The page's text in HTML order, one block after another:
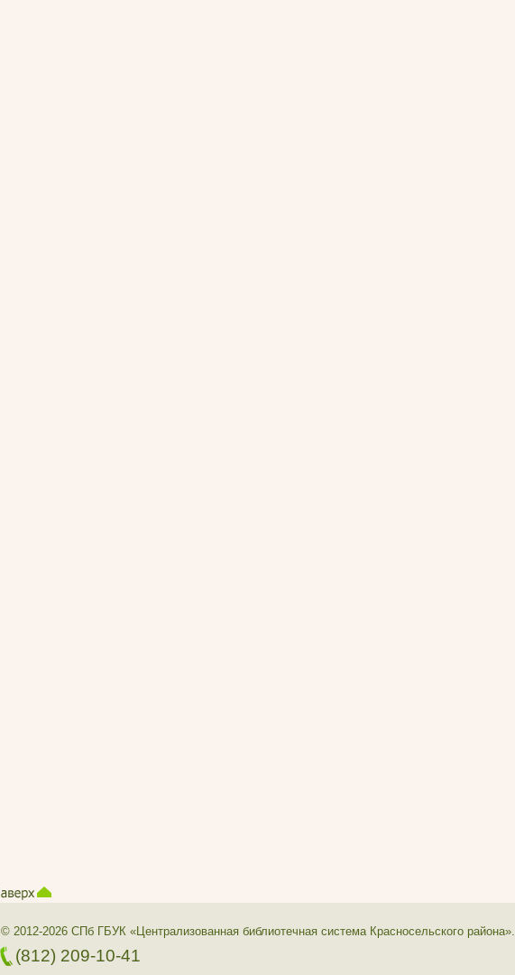
© 2012-2026 СПб ГБУК «Централизованная библиотечная система Красносельского района».
(812) 209-10-41